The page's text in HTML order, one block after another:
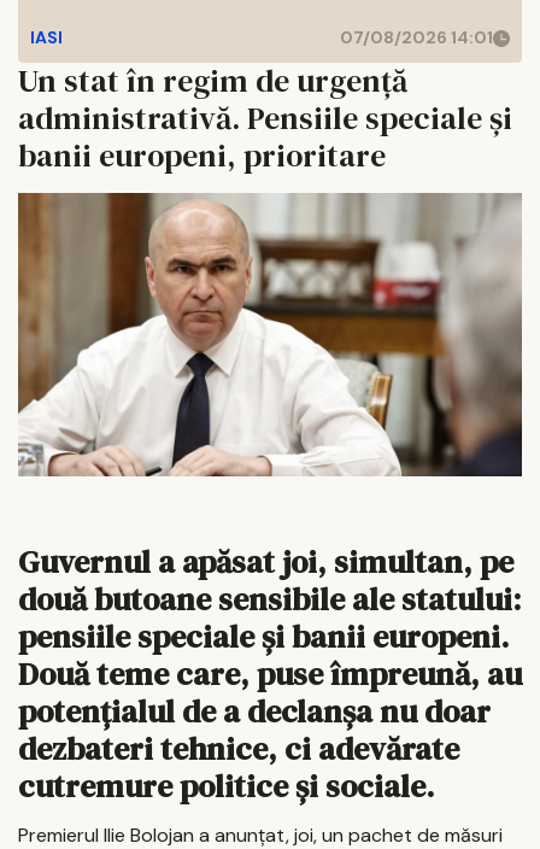
IASI 07/08/2026 14:01
Un stat în regim de urgență
administrativă. Pensiile speciale și
banii europeni, prioritare
Guvernul a apăsat joi, simultan, pe
două butoane sensibile ale statului:
pensiile speciale și banii europeni.
Două teme care, puse împreună, au
potențialul de a declanșa nu doar
dezbateri tehnice, ci adevărate
cutremure politice și sociale.
Premierul Ilie Bolojan a anunțat, joi, un pachet de măsuri